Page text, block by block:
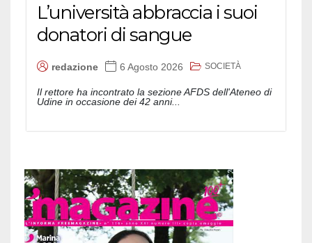
L’università abbraccia i suoi
donatori di sangue
redazione 6 Agosto 2026 SOCIETÀ
Il rettore ha incontrato la sezione AFDS dell'Ateneo di
Udine in occasione dei 42 anni...